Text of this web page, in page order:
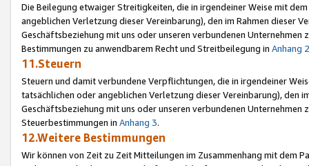
Die Beilegung etwaiger Streitigkeiten, die in irgendeiner Weise mit
angeblichen Verletzung dieser Vereinbarung), den im Rahmen dieser
Geschäftsbeziehung mit uns oder unseren verbundenen
Bestimmungen zu anwendbarem Recht und Streitbeilegung in Anhang 2
11.Steuern
Steuern und damit verbundene Verpflichtungen, die in irgendeiner
tatsächlichen oder angeblichen Verletzung dieser Vereinbarung), den
Geschäftsbeziehung mit uns oder unseren verbundenen
Steuerbestimmungen in Anhang 3.
12.Weitere Bestimmungen
Wir können von Zeit zu Zeit Mitteilungen im Zusammenhang mit dem